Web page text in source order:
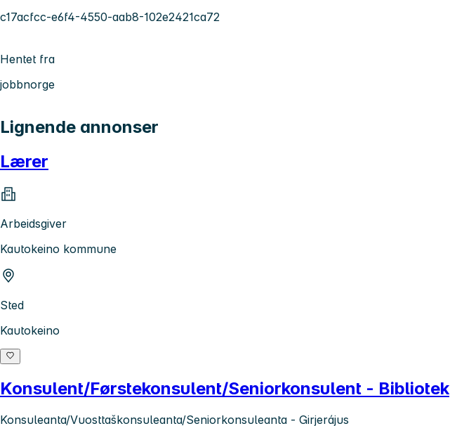
c17acfcc-e6f4-4550-aab8-102e2421ca72
Hentet fra
jobbnorge
Lignende annonser
Lærer
Arbeidsgiver
Kautokeino kommune
Sted
Kautokeino
Konsulent/Førstekonsulent/Seniorkonsulent - Bibliotek
Konsuleanta/Vuosttaškonsuleanta/Seniorkonsuleanta - Girjerájus